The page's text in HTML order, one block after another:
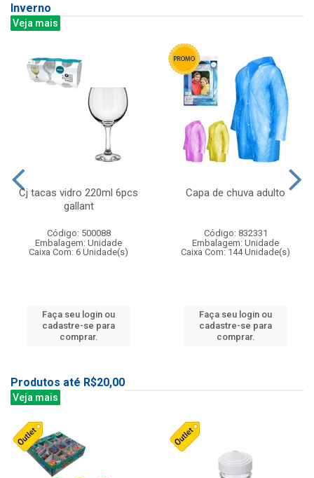
Inverno
Veja mais
Cj tacas vidro 220ml 6pcs
gallant
Código: 500088
Embalagem: Unidade
Caixa Com: 6 Unidade(s)
Faça seu login ou
cadastre-se para
comprar.
Capa de chuva adulto
Código: 832331
Embalagem: Unidade
Caixa Com: 144 Unidade(s)
Faça seu login ou
cadastre-se para
comprar.
Produtos até R$20,00
Veja mais